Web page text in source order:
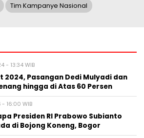
Tim Kampanye Nasional
- 13:34 WIB
2024, Pasangan Dedi Mulyadi dan
hingga di Atas 60 Persen
16:00 WIB
Presiden RI Prabowo Subianto
di Bojong Koneng, Bogor